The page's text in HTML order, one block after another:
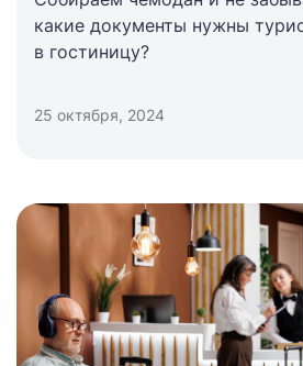
какие документы нужны
в гостиницу?
25 октября, 2024